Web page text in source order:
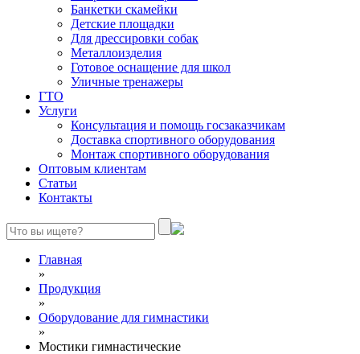
Банкетки скамейки
Детские площадки
Для дреcсировки собак
Металлоизделия
Готовое оснащение для школ
Уличные тренажеры
ГТО
Услуги
Консультация и помощь госзаказчикам
Доставка спортивного оборудования
Монтаж спортивного оборудования
Оптовым клиентам
Статьи
Контакты
Главная
»
Продукция
»
Оборудование для гимнастики
»
Мостики гимнастические